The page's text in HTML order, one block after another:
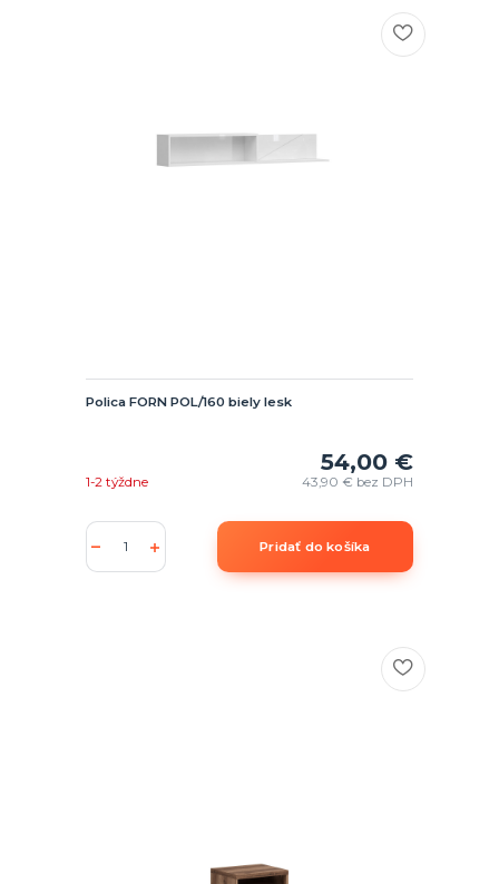
Polica FORN POL/160 biely lesk
54,00 €
43,90 € bez DPH
1-2 týždne
Pridať do košíka